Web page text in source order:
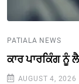
PATIALA NEWS
ਕਾਰ ਪਾਰਕਿੰਗ
AUGUST 4, 2026